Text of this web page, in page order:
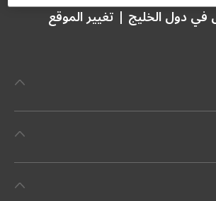
في دول الخليج | تغيير الموقع
اللاصقة